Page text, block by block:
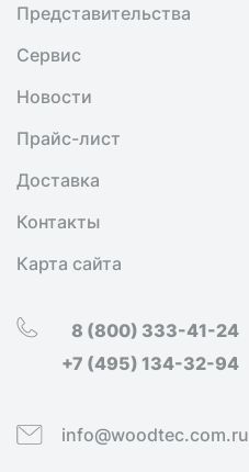
Представительства
Сервис
Новости
Прайс-лист
Доставка
Контакты
Карта сайта
8 (800) 333-41-24
+7 (495) 134-32-94
info@woodtec.com.ru